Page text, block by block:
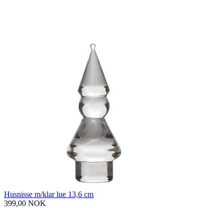
Husnisse m/klar lue 13,6 cm
399,00 NOK